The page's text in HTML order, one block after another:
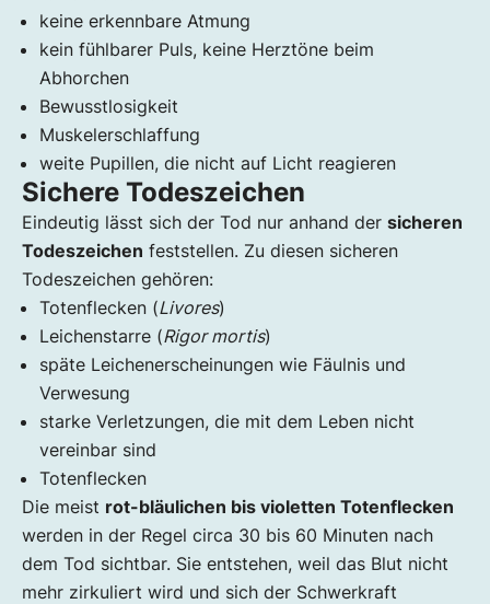
keine erkennbare Atmung
kein fühlbarer Puls, keine Herztöne beim
Abhorchen
Bewusstlosigkeit
Muskelerschlaffung
weite Pupillen, die nicht auf Licht reagieren
Sichere Todeszeichen
Eindeutig lässt sich der Tod nur anhand der sicheren
Todeszeichen feststellen. Zu diesen sicheren
Todeszeichen gehören:
Totenflecken (Livores)
Leichenstarre (Rigor mortis)
späte Leichenerscheinungen wie Fäulnis und
Verwesung
starke Verletzungen, die mit dem Leben nicht
vereinbar sind
Totenflecken
Die meist rot-bläulichen bis violetten Totenflecken
werden in der Regel circa 30 bis 60 Minuten nach
dem Tod sichtbar. Sie entstehen, weil das Blut nicht
mehr zirkuliert wird und sich der Schwerkraft